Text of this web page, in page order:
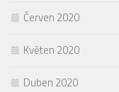
Červen 2020
Květen 2020
Duben 2020